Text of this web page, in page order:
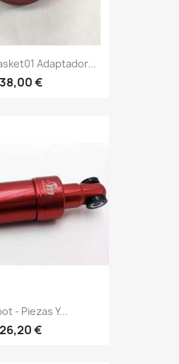
Adaptador...
38,00 €
- Piezas Y...
26,20 €